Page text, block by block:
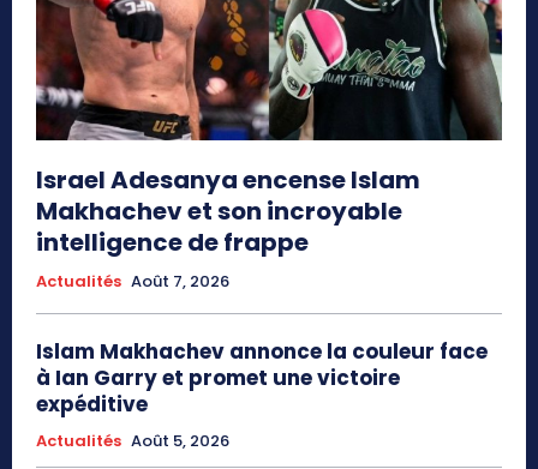
Israel Adesanya encense Islam
Makhachev et son incroyable
intelligence de frappe
Actualités Août 7, 2026
Islam Makhachev annonce la couleur face
à Ian Garry et promet une victoire
expéditive
Actualités Août 5, 2026